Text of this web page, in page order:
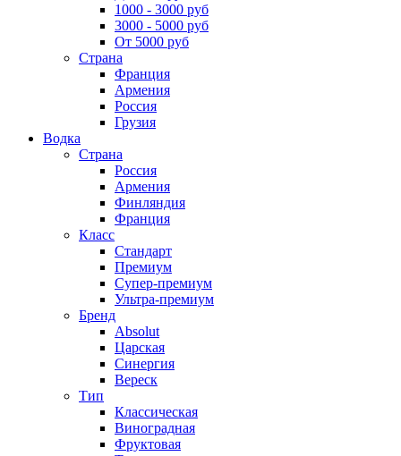
1000 - 3000 руб
3000 - 5000 руб
От 5000 руб
Страна
Франция
Армения
Россия
Грузия
Водка
Страна
Россия
Армения
Финляндия
Франция
Класс
Стандарт
Премиум
Супер-премиум
Ультра-премиум
Бренд
Absolut
Царская
Синергия
Вереск
Тип
Классическая
Виноградная
Фруктовая